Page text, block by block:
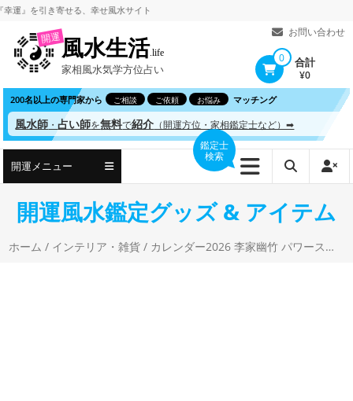
コ
ツ
へ
ス
ッ
引き寄せる、幸せ風水サイト
お問い合わせ
開運風水生活.life
家相風水気学方位占い
0 合計
¥0
200名以上の専門家から ご相談 ご依頼 お悩み マッチング
風水師 ・占い師を無料で紹介 （開運方位・家相鑑定士など）➡
開運メニュー
鑑定士
検索
開運風水鑑定グッズ & アイテム
ホーム / インテリア・雑貨 / カレンダー2026 李家幽竹 パワースポット（月めくり/卓上・リング/開運 風景 風水） 李家 幽竹 (著)